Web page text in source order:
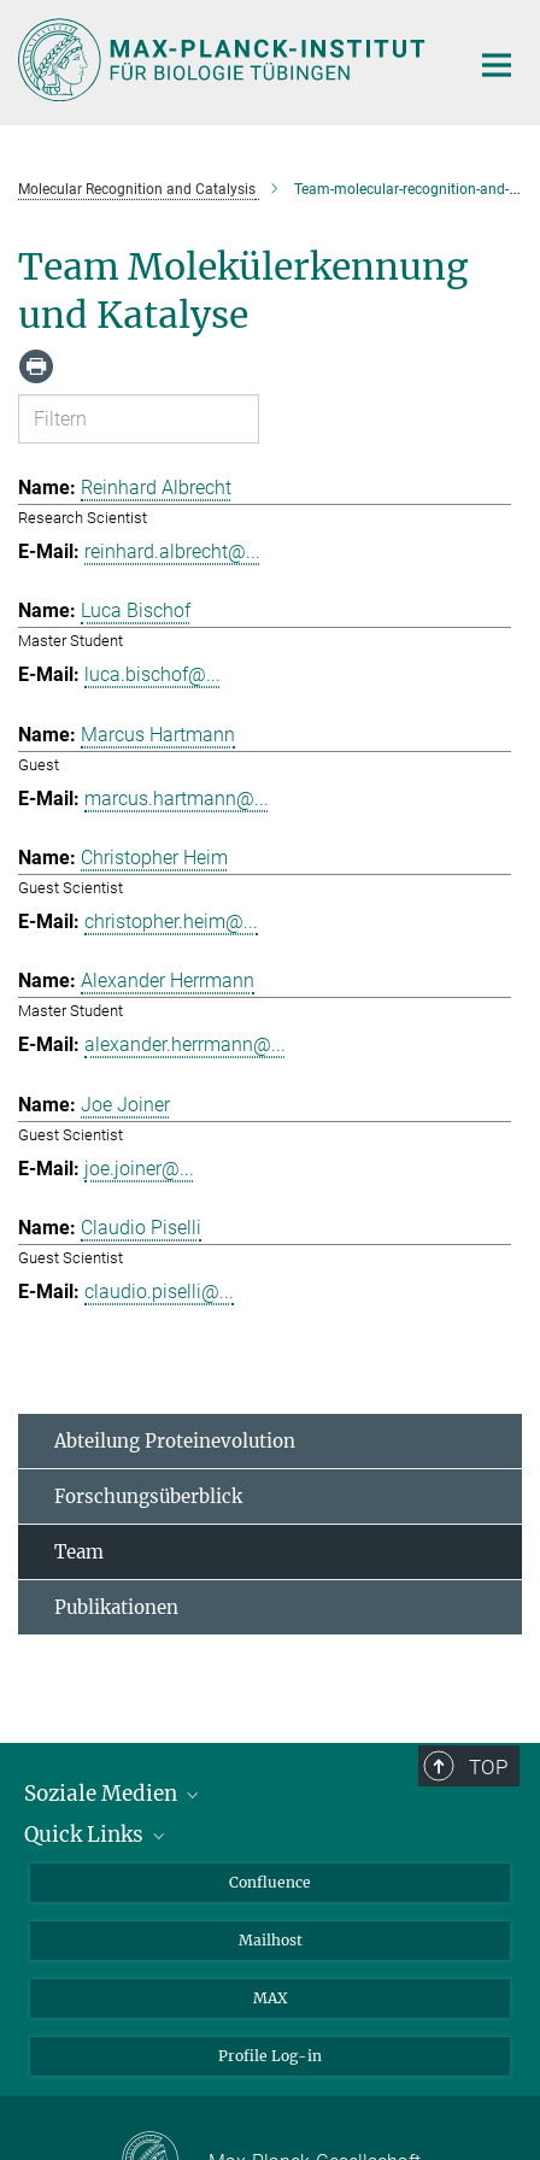
Hauptinhalt
Molecular Recognition and Catalysis Team-molecular-recognition-and-catalysis
Team Molekülerkennung
und Katalyse
Reinhard Albrecht
Research Scientist
reinhard.albrecht@...
Luca Bischof
Master Student
luca.bischof@...
Marcus Hartmann
Guest
marcus.hartmann@...
Christopher Heim
Guest Scientist
christopher.heim@...
Alexander Herrmann
Master Student
alexander.herrmann@...
Joe Joiner
Guest Scientist
joe.joiner@...
Claudio Piselli
Guest Scientist
claudio.piselli@...
Abteilung Proteinevolution
Forschungsüberblick
Team
Publikationen
TOP
Soziale Medien
LinkedIn
YouTube
Quick Links
Für Journalisten und Journalistinnen
Über Tiere in der Forschung
Ihr Weg zu uns
Confluence
Mailhost
MAX
Profile Log-in